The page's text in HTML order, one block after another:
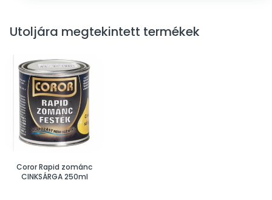
Utoljára megtekintett termékek
Coror Rapid zománc
CINKSÁRGA 250ml